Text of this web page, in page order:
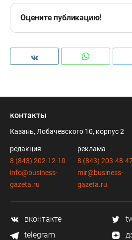
Оцените публикацию!
контакты
Казань, Лобачевского 10, корпус 2
редакция
8 (843) 202-12-10
info@business-
gazeta.ru
реклама
8 (843) 203-48-
mir@business-
gazeta.ru
вконтакте
telegram